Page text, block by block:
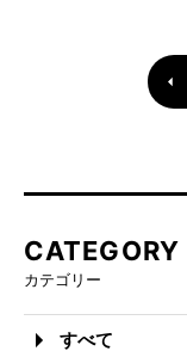
CATEGORY
カテゴリー
すべて